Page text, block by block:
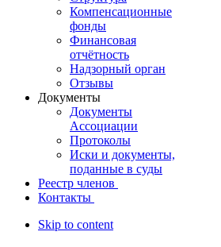
Компенсационные
фонды
Финансовая
отчётность
Надзорный орган
Отзывы
Документы
Документы
Ассоциации
Протоколы
Иски и документы,
поданные в суды
Реестр членов
Контакты
Skip to content